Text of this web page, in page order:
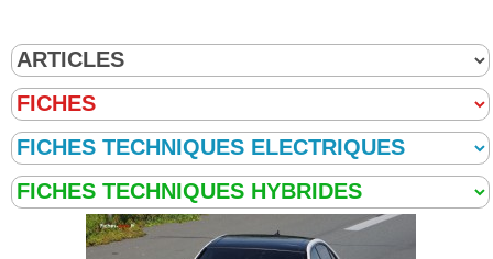
console centrale étant inopérant .
Je peux encore écouter la radio sur les stations
prereglees grâce aux commandesau volant mais
lecteur dvd également HS.
Le garage a douté de l’état de mon autoradio avant
l’intervention (kilométrage important à l’appui ) et
s’est dédouané de toute responsabilité.
Le remplacer à l’identique coûte près de 1500€!!
Donc bravo au constructeur mais pas au SAV .